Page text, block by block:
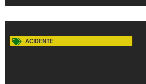
ACIDENTE